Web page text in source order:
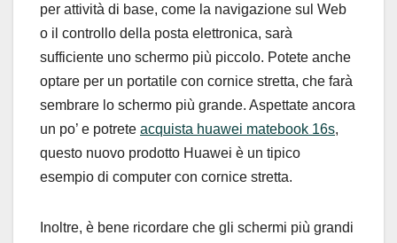
per attività di base, come la navigazione sul Web
o il controllo della posta elettronica, sarà
sufficiente uno schermo più piccolo. Potete anche
optare per un portatile con cornice stretta, che farà
sembrare lo schermo più grande. Aspettate ancora
un po’ e potrete acquista huawei matebook 16s,
questo nuovo prodotto Huawei è un tipico
esempio di computer con cornice stretta.
Inoltre, è bene ricordare che gli schermi più grandi